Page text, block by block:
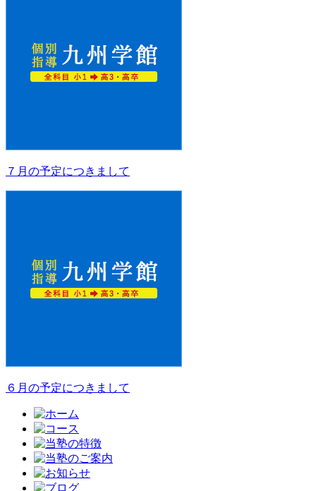
７月の予定につきまして
６月の予定につきまして